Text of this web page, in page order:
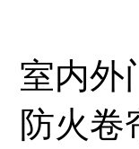
室内外
防火卷